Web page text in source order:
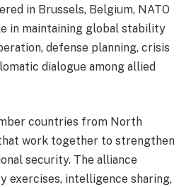
in Brussels, Belgium, NATO
in maintaining global stability
defense planning, crisis
dialogue among allied
countries from North
work together to strengthen
security. The alliance
exercises, intelligence sharing,